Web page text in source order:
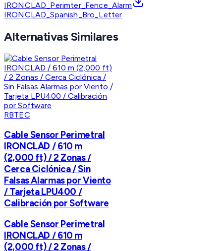
IRONCLAD_Perimter_Fence_Alarm
IRONCLAD_Spanish_Bro_Letter
Alternativas Similares
RBTEC
Cable Sensor Perimetral
IRONCLAD / 610 m
(2,000 ft) / 2 Zonas /
Cerca Ciclónica / Sin
Falsas Alarmas por Viento
/ Tarjeta LPU400 /
Calibración por Software
Cable Sensor Perimetral
IRONCLAD / 610 m
(2,000 ft) / 2 Zonas /